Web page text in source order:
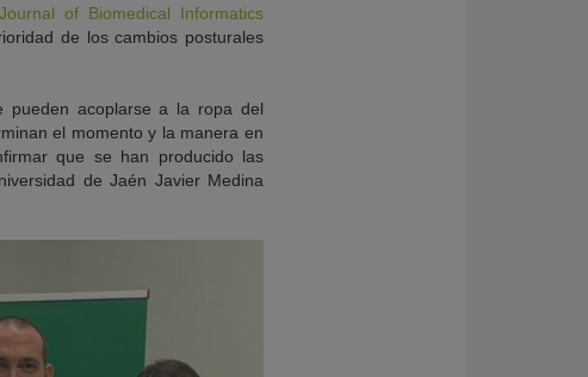
Journal of Biomedical Informatics
de los cambios posturales
pueden acoplarse a la ropa del
el momento y la manera en
que se han producido las
de Jaén Javier Medina